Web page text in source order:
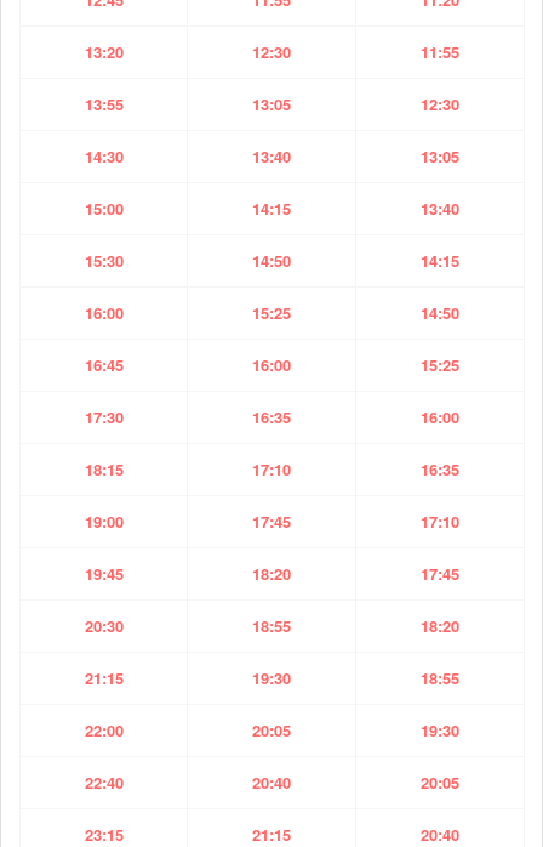
13:20 12:30 11:55
13:55 13:05 12:30
14:30 13:40 13:05
15:00 14:15 13:40
15:30 14:50 14:15
16:00 15:25 14:50
16:45 16:00 15:25
17:30 16:35 16:00
18:15 17:10 16:35
19:00 17:45 17:10
19:45 18:20 17:45
20:30 18:55 18:20
21:15 19:30 18:55
22:00 20:05 19:30
22:40 20:40 20:05
23:15 21:15 20:40